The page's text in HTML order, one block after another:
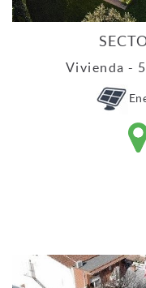
Vivienda -